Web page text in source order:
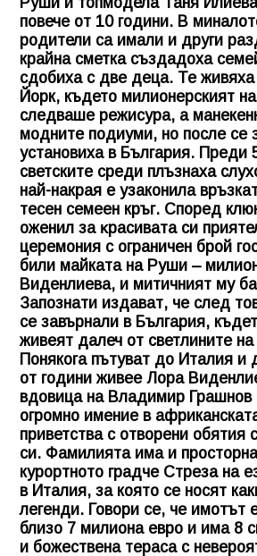
повече от 10 години. В
родители са имали и други
крайна сметка създадоха
сдобиха с две деца. Те
Йорк, където милионерският
следваше режисура, а
модните подиуми, но после се
установиха в България. Преди
светските среди плъзнаха
най-накрая е узаконила
тесен семеен кръг. Според
oжeнил зa ĸpacивaтa си
церемония с ограничен брой
били майката на Руши –
Виденлиева, и митичният му
Запознати издават, че след
се завърнали в България,
живеят далеч от светлините
Понякога пътуват до Италия
от години живее Лора
вдовица на Владимир Грашнов
огромно имение в
приветства с отворени обятия
си. Фамилията има и
курортното градче Стреза на
в Италия, за която се носят
легенди. Говори се, че имотът
близо 7 милиона евро и има 8
и божествена тераса с